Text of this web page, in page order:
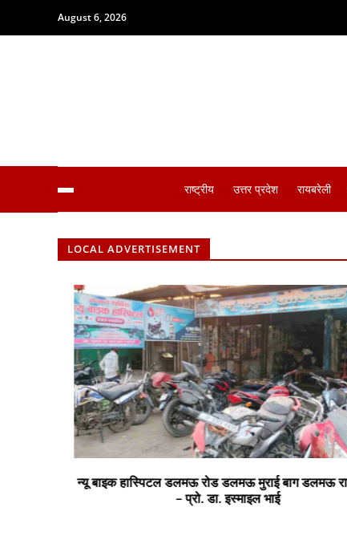
August 6, 2026
राष्ट्रीय उत्तर प्रदेश रायबरेली
LOCAL ADVERTISEMENT
न्यू बाइक हास्पिटल डलमऊ रोड डलमऊ मुराई बाग डलमऊ
– प्रो. डा. इस्माइल भाई